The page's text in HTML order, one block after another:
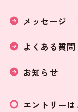
メッセージ
よくある質問
お知らせ
エントリーは